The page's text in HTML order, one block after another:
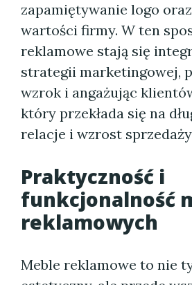
zapamiętywanie logo oraz
wartości firmy. W ten
reklamowe stają się
strategii marketingowej,
wzrok i angażując
który przekłada się na
relacje i wzrost
Praktyczność i
funkcjonalność
reklamowych
Meble reklamowe to nie